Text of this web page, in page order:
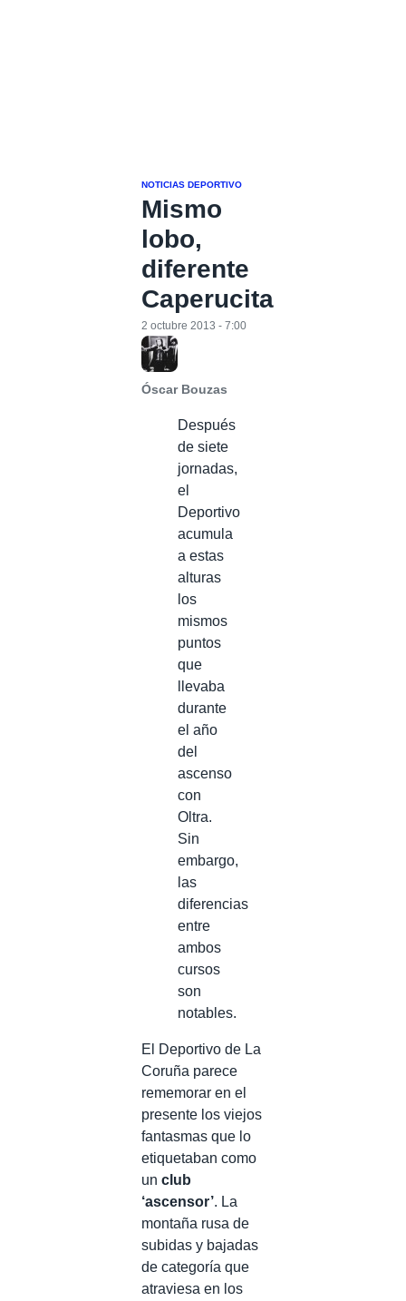
NOTICIAS DEPORTIVO
Mismo
lobo,
diferente
Caperucita
Óscar Bouzas
2 octubre 2013 - 7:00
Después
de siete
jornadas,
el
Deportivo
acumula
a estas
alturas
los
mismos
puntos
que
llevaba
durante
el año
del
ascenso
con
Oltra.
Sin
embargo,
las
diferencias
entre
ambos
cursos
son
notables.
El Deportivo de La
Coruña parece
rememorar en el
presente los viejos
fantasmas que lo
etiquetaban como
un club
‘ascensor’. La
montaña rusa de
subidas y bajadas
de categoría que
atraviesa en los